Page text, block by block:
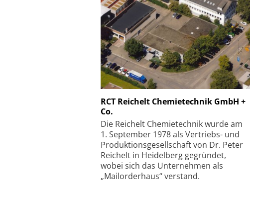
RCT Reichelt Chemietechnik GmbH +
Co.
Die Reichelt Chemietechnik wurde am
1. September 1978 als Vertriebs- und
Produktionsgesellschaft von Dr. Peter
Reichelt in Heidelberg gegründet,
wobei sich das Unternehmen als
„Mailorderhaus“ verstand.
Schäfter + Kirchhoff GmbH
Feinfokussierungsmechanismus